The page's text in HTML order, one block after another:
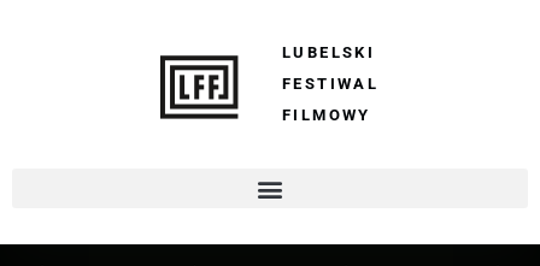
LUBELSKI
FESTIWAL
FILMOWY